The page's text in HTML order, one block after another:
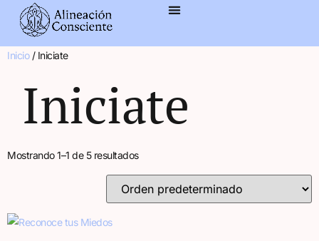
contenido
Inicio/ Iniciate
Iniciate
Mostrando 1–1 de 5 resultados